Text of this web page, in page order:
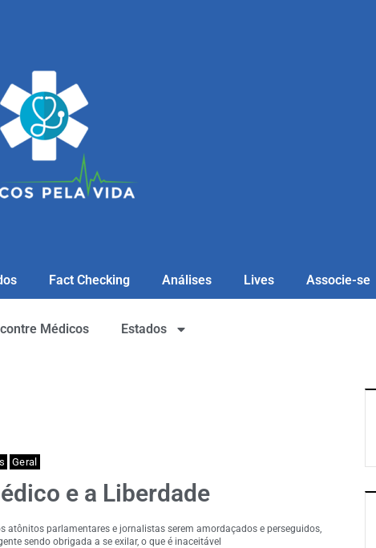
Fact Checking Análises Lives Associe-se
Médicos Estados
Geral
e a Liberdade
atônitos parlamentares e jornalistas serem amordaçados e perseguidos,
sendo obrigada a se exilar, o que é inaceitável